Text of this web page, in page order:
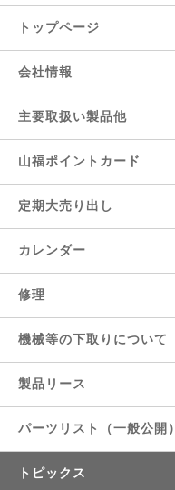
トップページ
会社情報
主要取扱い製品他
山福ポイントカード
定期大売り出し
カレンダー
修理
機械等の下取りについて
製品リース
パーツリスト（一般公開）
トピックス